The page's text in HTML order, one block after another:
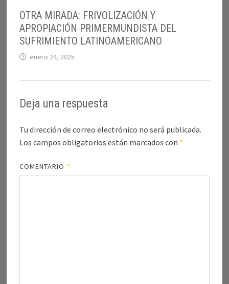
OTRA MIRADA: FRIVOLIZACIÓN Y
APROPIACIÓN PRIMERMUNDISTA DEL
SUFRIMIENTO LATINOAMERICANO
enero 24, 2025
Deja una respuesta
Tu dirección de correo electrónico no será publicada.
Los campos obligatorios están marcados con *
COMENTARIO *